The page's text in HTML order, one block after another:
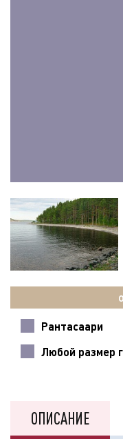
Рантасаари
Любой размер
ОПИСАНИЕ